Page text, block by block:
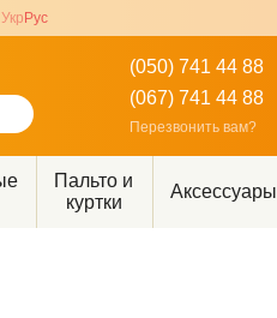
Укр Рус
(050) 741 44 88
(067) 741 44 88
Перезвонить вам?
Пальто и
куртки
Аксессуары